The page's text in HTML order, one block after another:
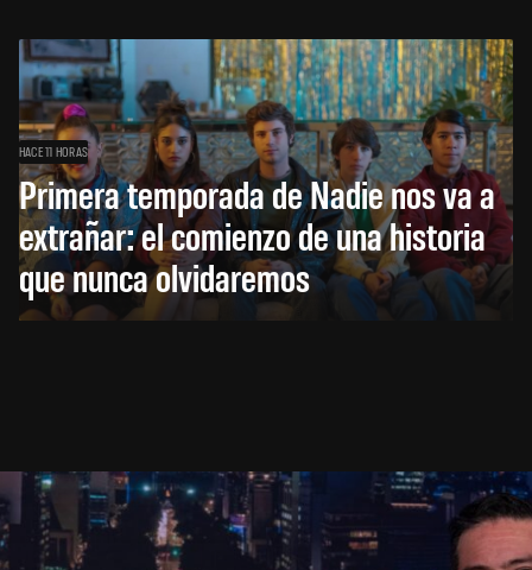
HACE 11 HORAS
Primera temporada de Nadie nos va a
extrañar: el comienzo de una historia
que nunca olvidaremos